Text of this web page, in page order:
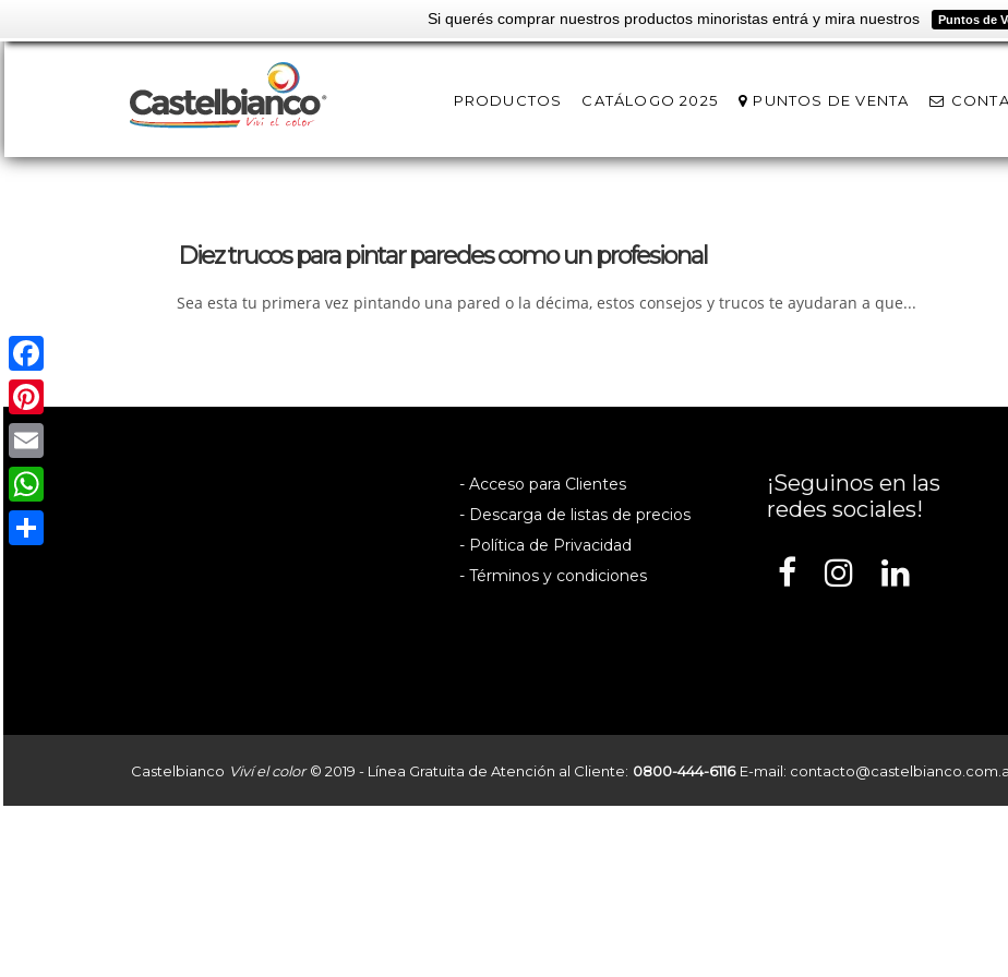
Si querés comprar nuestros productos minoristas entrá y mira nuestros Puntos de
PRODUCTOS CATÁLOGO 2025 PUNTOS DE VENTA
Diez trucos para pintar paredes como un profesional
Sea esta tu primera vez pintando una pared o la décima, estos consejos y trucos te ayudaran a que...
- Acceso para Clientes
- Descarga de listas de precios
- Política de Privacidad
- Términos y condiciones
¡Seguinos en las
redes sociales!
Castelbianco Viví el color© 2019 - Línea Gratuita de Atención al Cliente: 0800-444-6116 E-mail:
Facebook
Pinterest
Email
WhatsApp